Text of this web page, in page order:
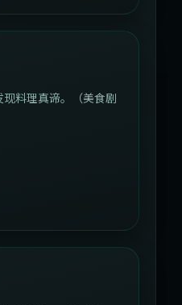
1:09:53
料理真谛。（美食剧
1:29:59